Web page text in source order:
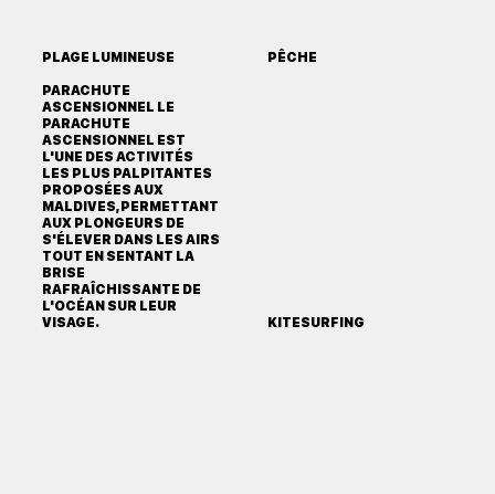
PLAGE LUMINEUSE PÊCHE
PARACHUTE
ASCENSIONNEL LE
PARACHUTE
ASCENSIONNEL EST
L'UNE DES ACTIVITÉS
LES PLUS PALPITANTES
PROPOSÉES AUX
MALDIVES, PERMETTANT
AUX PLONGEURS DE
S'ÉLEVER DANS LES AIRS
TOUT EN SENTANT LA
BRISE
RAFRAÎCHISSANTE DE
L'OCÉAN SUR LEUR
VISAGE.
KITESURFING